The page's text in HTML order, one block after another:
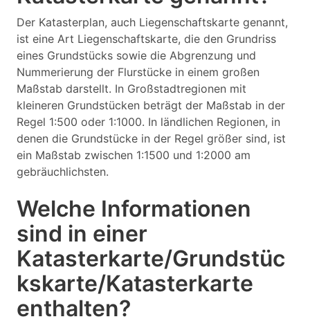
Der Katasterplan, auch Liegenschaftskarte genannt,
ist eine Art Liegenschaftskarte, die den Grundriss
eines Grundstücks sowie die Abgrenzung und
Nummerierung der Flurstücke in einem großen
Maßstab darstellt. In Großstadtregionen mit
kleineren Grundstücken beträgt der Maßstab in der
Regel 1:500 oder 1:1000. In ländlichen Regionen, in
denen die Grundstücke in der Regel größer sind, ist
ein Maßstab zwischen 1:1500 und 1:2000 am
gebräuchlichsten.
Welche Informationen
sind in einer
Katasterkarte/Grundstüc
kskarte/Katasterkarte
enthalten?